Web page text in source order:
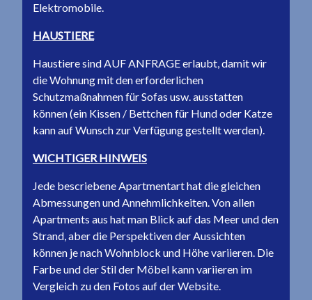
Elektromobile.
HAUSTIERE
Haustiere sind AUF ANFRAGE erlaubt, damit wir
die Wohnung mit den erforderlichen
Schutzmaßnahmen für Sofas usw. ausstatten
können (ein Kissen / Bettchen für Hund oder Katze
kann auf Wunsch zur Verfügung gestellt werden).
WICHTIGER HINWEIS
Jede bescriebene Apartmentart hat die gleichen
Abmessungen und Annehmlichkeiten. Von allen
Apartments aus hat man Blick auf das Meer und den
Strand, aber die Perspektiven der Aussichten
können je nach Wohnblock und Höhe variieren. Die
Farbe und der Stil der Möbel kann variieren im
Vergleich zu den Fotos auf der Website.